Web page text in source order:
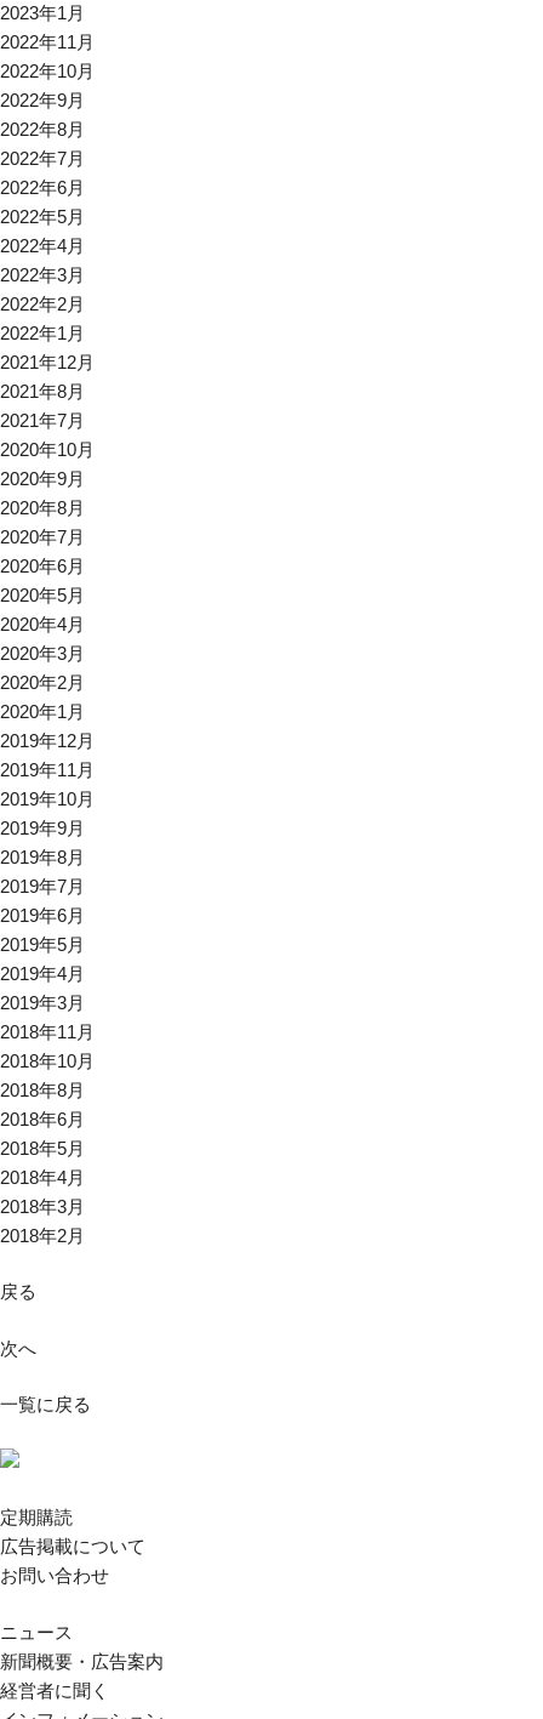
2023年1月
2022年11月
2022年10月
2022年9月
2022年8月
2022年7月
2022年6月
2022年5月
2022年4月
2022年3月
2022年2月
2022年1月
2021年12月
2021年8月
2021年7月
2020年10月
2020年9月
2020年8月
2020年7月
2020年6月
2020年5月
2020年4月
2020年3月
2020年2月
2020年1月
2019年12月
2019年11月
2019年10月
2019年9月
2019年8月
2019年7月
2019年6月
2019年5月
2019年4月
2019年3月
2018年11月
2018年10月
2018年8月
2018年6月
2018年5月
2018年4月
2018年3月
2018年2月
戻る
次へ
一覧に戻る
定期購読
広告掲載について
お問い合わせ
ニュース
新聞概要・広告案内
経営者に聞く